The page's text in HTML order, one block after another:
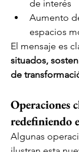
de interés
Aumento
espacios
El mensaje es
situados,
de
Operaciones
redefiniendo
Algunas